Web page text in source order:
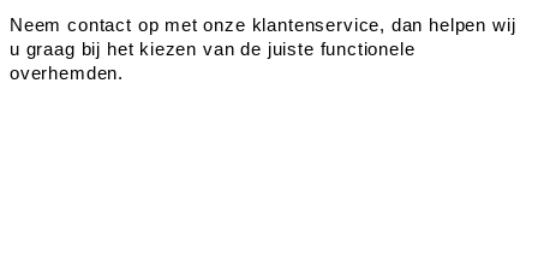
Neem contact op met onze klantenservice, dan helpen wij
u graag bij het kiezen van de juiste functionele
overhemden.